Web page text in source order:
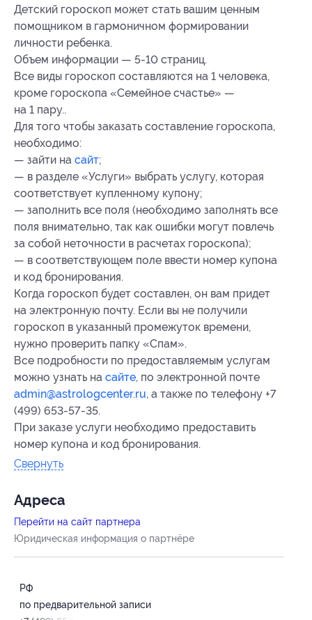
Детский гороскоп может стать вашим ценным
помощником в гармоничном формировании
личности ребенка.
Объем информации — 5-10 страниц.
Все виды гороскоп составляются на 1 человека,
кроме гороскопа «Семейное счастье» —
на 1 пару..
Для того чтобы заказать составление гороскопа,
необходимо:
— зайти на сайт;
— в разделе «Услуги» выбрать услугу, которая
соответствует купленному купону;
— заполнить все поля (необходимо заполнять все
поля внимательно, так как ошибки могут повлечь
за собой неточности в расчетах гороскопа);
— в соответствующем поле ввести номер купона
и код бронирования.
Когда гороскоп будет составлен, он вам придет
на электронную почту. Если вы не получили
гороскоп в указанный промежуток времени,
нужно проверить папку «Спам».
Все подробности по предоставляемым услугам
можно узнать на сайте, по электронной почте
admin@astrologcenter.ru, а также по телефону +7
(499) 653-57-35.
При заказе услуги необходимо предоставить
номер купона и код бронирования.
Свернуть
Адресa
Перейти на сайт партнера
Юридическая информация о партнёре
РФ
по предварительной записи